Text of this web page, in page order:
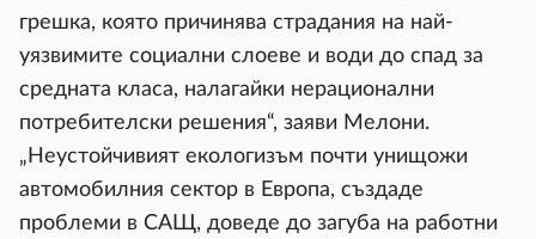
грешка, която причинява страдания на най-
уязвимите социални слоеве и води до спад за
средната класа, налагайки нерационални
потребителски решения“, заяви Мелони.
„Неустойчивият екологизъм почти унищожи
автомобилния сектор в Европа, създаде
проблеми в САЩ, доведе до загуба на работни